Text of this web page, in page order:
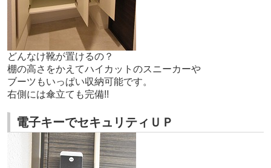
どんなけ靴が置けるの？
棚の高さをかえてハイカットのスニーカーや
ブーツもいっぱい収納可能です。
右側には傘立ても完備!!
電子キーでセキュリティＵＰ